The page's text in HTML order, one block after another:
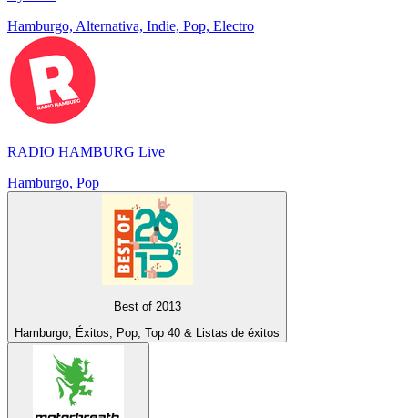
Hamburgo, Alternativa, Indie, Pop, Electro
RADIO HAMBURG Live
Hamburgo, Pop
Best of 2013
Hamburgo, Éxitos, Pop, Top 40 & Listas de éxitos